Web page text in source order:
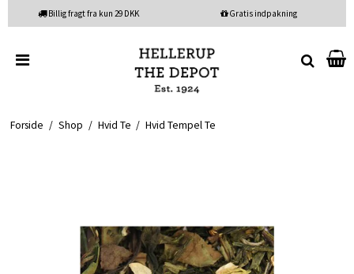
Billig fragt fra kun 29 DKK Gratis indpakning
Forside / Shop / Hvid Te / Hvid Tempel Te